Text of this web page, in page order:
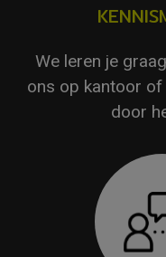
We leren je
ons op kantoor
door